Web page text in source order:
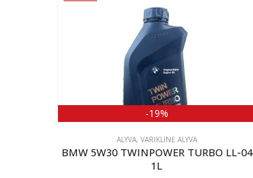
page
-19%
ALYVA, VARIKLINĖ ALYVA
BMW 5W30 TWINPOWER TURBO LL-04
1L